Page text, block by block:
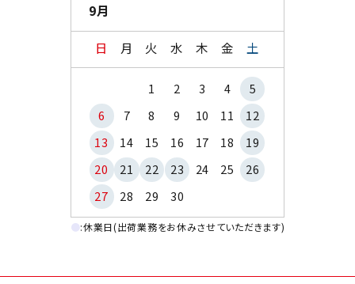
9月
日 月 火 水 木 金 土
1 2 3 4
5
6
7 8 9 10 11
12
13
14 15 16 17 18
19
20
21 22 23 24 25
26
27
28 29 30
●:休業日(出荷業務をお休みさせていただきます)